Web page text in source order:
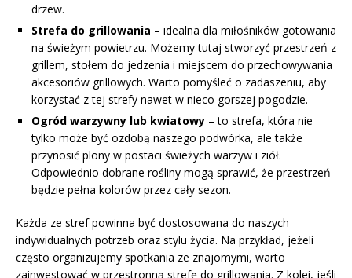
drzew.
Strefa do grillowania – idealna dla miłośników gotowania
na świeżym powietrzu. Możemy tutaj stworzyć przestrzeń z
grillem, stołem do jedzenia i miejscem do przechowywania
akcesoriów grillowych. Warto pomyśleć o zadaszeniu, aby
korzystać z tej strefy nawet w nieco gorszej pogodzie.
Ogród warzywny lub kwiatowy – to strefa, która nie
tylko może być ozdobą naszego podwórka, ale także
przynosić plony w postaci świeżych warzyw i ziół.
Odpowiednio dobrane rośliny mogą sprawić, że przestrzeń
będzie pełna kolorów przez cały sezon.
Każda ze stref powinna być dostosowana do naszych
indywidualnych potrzeb oraz stylu życia. Na przykład, jeżeli
często organizujemy spotkania ze znajomymi, warto
zainwestować w przestronną strefę do grillowania. Z kolei, jeśli